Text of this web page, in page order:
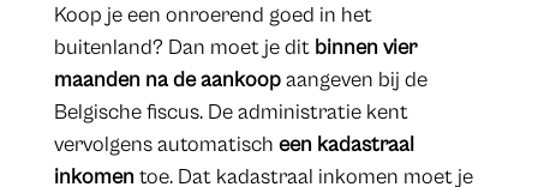
Koop je een onroerend goed in het
buitenland? Dan moet je dit binnen vier
maanden na de aankoopaangeven bij de
Belgische fiscus. De administratie kent
vervolgens automatisch een kadastraal
inkomen toe. Dat kadastraal inkomen moet je